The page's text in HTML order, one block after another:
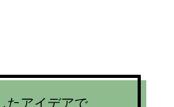
たアイデアで